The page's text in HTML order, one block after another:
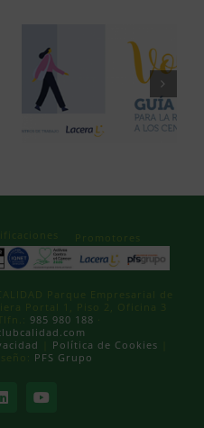
Promotores
Parque Empresarial de
Portal 1, Piso 2, Oficina 3
985 980 188
Política de Cookies
PFS Grupo
LinkedInYouTube